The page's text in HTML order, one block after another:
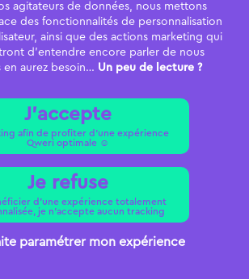
agitateurs de données, nous mettons
des fonctionnalités de personnalisation
ainsi que des actions marketing qui
d’entendre encore parler de nous
en aurez besoin… Un peu de lecture ?
J'accepte
afin de profiter d’une expérience
Qweri optimale ☺️
Je refuse
d'une expérience totalement
je n'accepte aucun tracking
paramétrer mon expérience